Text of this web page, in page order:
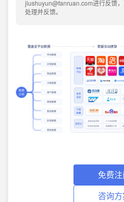
jiushuyun@fanruan.com进行反馈
处理并反馈。
免费
咨询